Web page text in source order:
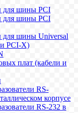
для шины PCI
для шины PCI
для шины Universal
PCI-X)
плат (кабели и
RS-
корпусе
RS-232 в